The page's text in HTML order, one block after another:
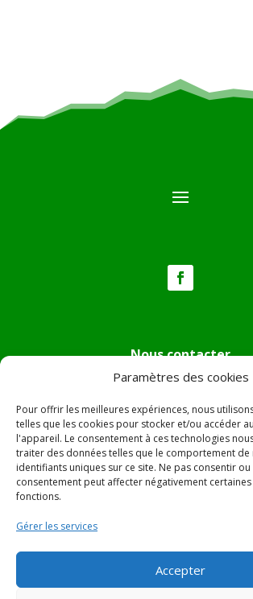
Paramètres des cookies
Pour offrir les meilleures expériences, nous
telles que les cookies pour stocker et/ou accéder
l'appareil. Le consentement à ces technologies
traiter des données telles que le comportement de
identifiants uniques sur ce site. Ne pas consentir
consentement peut affecter négativement
fonctions.
Gérer les services
Accepter
Nous contacter
Tél :04.95.36.24.02
Mail:
Adresse :Hôtel de ville de Pietra
Le village
20230 Pietra di Verde
© 2022 Mairie de Pietra Di Verde –